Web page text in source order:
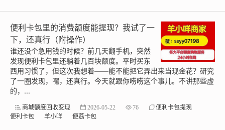
便利卡包里的消费额度能提现？我试了一
下，还真行（附操作）
谁还没个急用钱的时候？前几天翻手机，突然
发现便利卡包里还躺着几百块额度。平时买东
西用习惯了，但这次我想着——能不能把它弄出来当现金花？研究
了一圈发现，嘿，还真行。今天就跟你唠唠这个事儿。不讲那些虚
的，...
商城额度回收变现 2026-05-22 76
便利卡包提现
便利卡包
羊小咩 便荔卡包